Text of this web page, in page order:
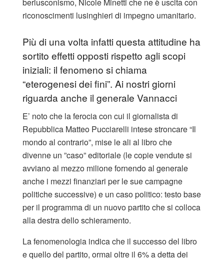
riconoscimenti lusinghieri di impegno umanitario.
Più di una volta infatti questa attitudine ha
sortito effetti opposti rispetto agli scopi
iniziali: il fenomeno si chiama
“eterogenesi dei fini”. Ai nostri giorni
riguarda anche il generale Vannacci
E’ noto che la ferocia con cui il giornalista di
Repubblica Matteo Pucciarelli intese stroncare “Il
mondo al contrario”, mise le ali al libro che
divenne un ”caso” editoriale (le copie vendute si
avviano al mezzo milione fornendo al generale
anche i mezzi finanziari per le sue campagne
politiche successive) e un caso politico: testo base
per il programma di un nuovo partito che si colloca
alla destra dello schieramento.
La fenomenologia indica che il successo del libro
e quello del partito, ormai oltre il 6% a detta dei